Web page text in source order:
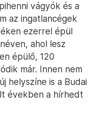
vágyók és a
az ingatlancégek
ezerrel épül
ahol lesz
épülő, 120
már. Innen nem
helyszíne is a Budai
években a hírhedt